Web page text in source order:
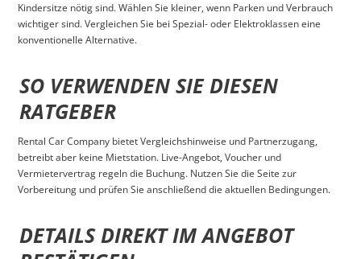
Kindersitze nötig sind. Wählen Sie kleiner, wenn Parken und Verbrauch
wichtiger sind. Vergleichen Sie bei Spezial- oder Elektroklassen eine
konventionelle Alternative.
SO VERWENDEN SIE DIESEN
RATGEBER
Rental Car Company bietet Vergleichshinweise und Partnerzugang,
betreibt aber keine Mietstation. Live-Angebot, Voucher und
Vermietervertrag regeln die Buchung. Nutzen Sie die Seite zur
Vorbereitung und prüfen Sie anschließend die aktuellen Bedingungen.
DETAILS DIREKT IM ANGEBOT